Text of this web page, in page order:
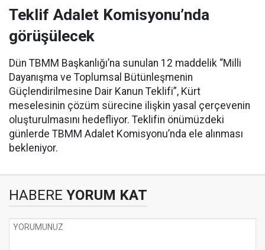
Teklif Adalet Komisyonu’nda
görüşülecek
Dün TBMM Başkanlığı’na sunulan 12 maddelik “Milli
Dayanışma ve Toplumsal Bütünleşmenin
Güçlendirilmesine Dair Kanun Teklifi”, Kürt
meselesinin çözüm sürecine ilişkin yasal çerçevenin
oluşturulmasını hedefliyor. Teklifin önümüzdeki
günlerde TBMM Adalet Komisyonu’nda ele alınması
bekleniyor.
HABERE YORUM KAT